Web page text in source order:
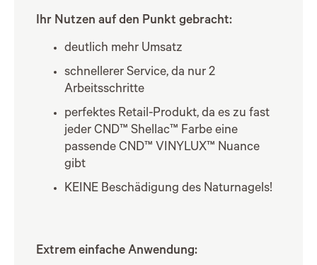
Ihr Nutzen auf den Punkt gebracht:
deutlich mehr Umsatz
schnellerer Service, da nur 2
Arbeitsschritte
perfektes Retail-Produkt, da es zu fast
jeder CND™ Shellac™ Farbe eine
passende CND™ VINYLUX™ Nuance
gibt
KEINE Beschädigung des Naturnagels!
Extrem einfache Anwendung: